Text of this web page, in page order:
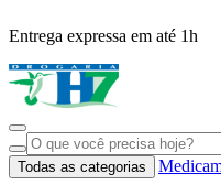
Entrega expressa em até 1h
Todas as categorias